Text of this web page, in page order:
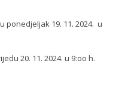
ponedjeljak 19. 11. 2024. u
20. 11. 2024. u 9:oo h.